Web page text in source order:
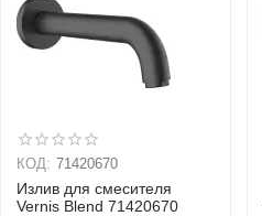
КОД: 71420670
Излив для смесителя
Vernis Blend 71420670